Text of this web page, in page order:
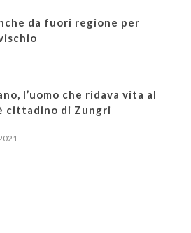
da fuori regione per
l’uomo che ridava vita al
cittadino di Zungri